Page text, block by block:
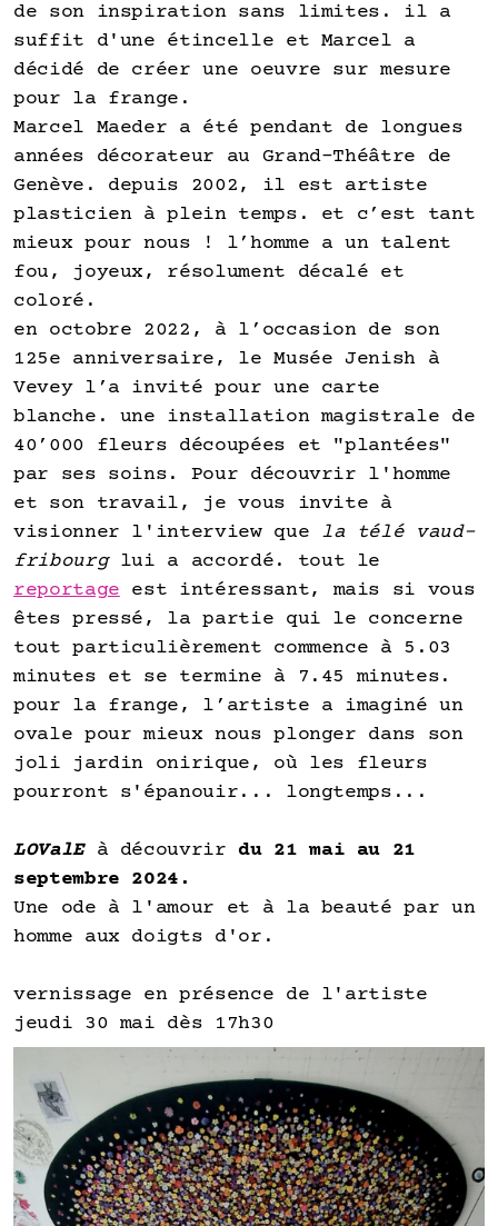
de son inspiration sans limites. il a
suffit d'une étincelle et Marcel a
décidé de créer une oeuvre sur mesure
pour la frange.
Marcel Maeder a été pendant de longues
années décorateur au Grand-Théâtre de
Genève. depuis 2002, il est artiste
plasticien à plein temps. et c’est tant
mieux pour nous ! l’homme a un talent
fou, joyeux, résolument décalé et
coloré.
en octobre 2022, à l’occasion de son
125e anniversaire, le Musée Jenish à
Vevey l’a invité pour une carte
blanche. une installation magistrale de
40’000 fleurs découpées et "plantées"
par ses soins. Pour découvrir l'homme
et son travail, je vous invite à
visionner l'interview que la télé vaud-
fribourg lui a accordé. tout le
reportageest intéressant, mais si vous
êtes pressé, la partie qui le concerne
tout particulièrement commence à 5.03
minutes et se termine à 7.45 minutes.
pour la frange, l’artiste a imaginé un
ovale pour mieux nous plonger dans son
joli jardin onirique, où les fleurs
pourront s'épanouir... longtemps...
LOValEà découvrir du 21 mai au 21
septembre 2024.
Une ode à l'amour et à la beauté par un
homme aux doigts d'or.
vernissage en présence de l'artiste
jeudi 30 mai dès 17h30